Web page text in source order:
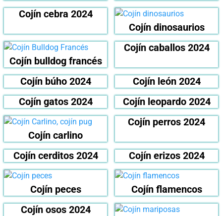
Cojín cebra 2024
Cojín dinosaurios
Cojín bulldog francés
Cojín caballos 2024
Cojín búho 2024
Cojín león 2024
Cojín gatos 2024
Cojín leopardo 2024
Cojín carlino
Cojín perros 2024
Cojín cerditos 2024 Cojín erizos 2024
Cojín peces
Cojín flamencos
Cojín osos 2024